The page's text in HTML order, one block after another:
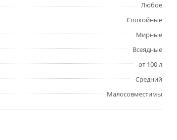
Любое
Спокойные
Мирные
Всеядные
от 100 л
Средний
Малосовместимы